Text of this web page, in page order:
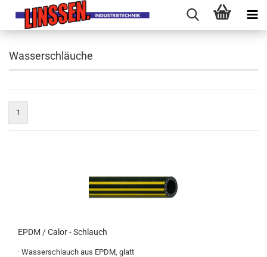
Wasserschläuche
1
EPDM / Calor - Schlauch
· Wasserschlauch aus EPDM, glatt